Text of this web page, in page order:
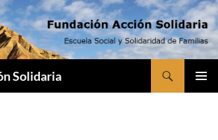
Solidaria